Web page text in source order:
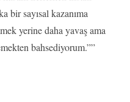
bir sayısal kazanıma
yerine daha yavaş ama
bahsediyorum.””